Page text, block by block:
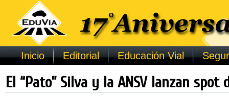
Inicio Editorial Educación Vial
El “Pato” Silva y la ANSV lanzan